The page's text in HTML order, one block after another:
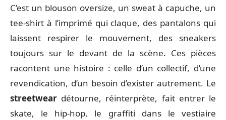
C’est un blouson oversize, un sweat à capuche, un
tee-shirt à l’imprimé qui claque, des pantalons qui
laissent respirer le mouvement, des sneakers
toujours sur le devant de la scène. Ces pièces
racontent une histoire : celle d’un collectif, d’une
revendication, d’un besoin d’exister autrement. Le
streetwear détourne, réinterprète, fait entrer le
skate, le hip-hop, le graffiti dans le vestiaire